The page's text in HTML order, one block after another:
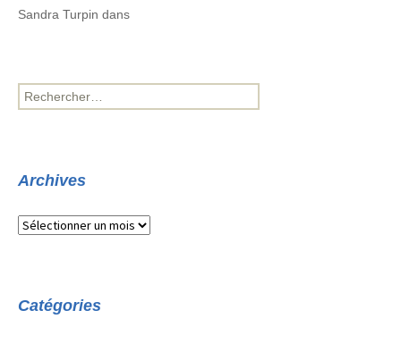
Sandra Turpin dans
Rechercher :
Archives
Archives
Catégories